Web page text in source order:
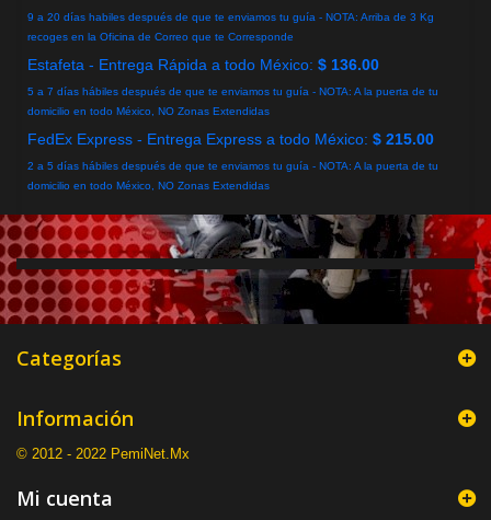
9 a 20 días habiles después de que te enviamos tu guía - NOTA: Arriba de 3 Kg
recoges en la Oficina de Correo que te Corresponde
Estafeta - Entrega Rápida a todo México: $ 136.00
5 a 7 días hábiles después de que te enviamos tu guía - NOTA: A la puerta de tu
domicilio en todo México, NO Zonas Extendidas
FedEx Express - Entrega Express a todo México: $ 215.00
2 a 5 días hábiles después de que te enviamos tu guía - NOTA: A la puerta de tu
domicilio en todo México, NO Zonas Extendidas
Categorías
Información
© 2012 - 2022 PemiNet.Mx
Mi cuenta